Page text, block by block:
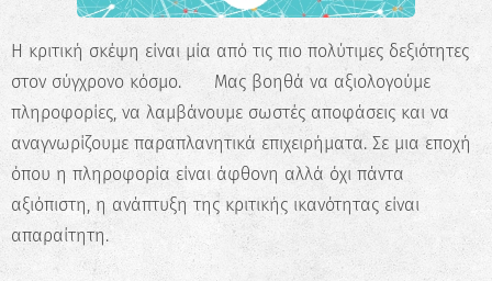
Η κριτική σκέψη είναι μία από τις πιο πολύτιμες δεξιότητες
στον σύγχρονο κόσμο. 🌍 Μας βοηθά να αξιολογούμε
πληροφορίες, να λαμβάνουμε σωστές αποφάσεις και να
αναγνωρίζουμε παραπλανητικά επιχειρήματα. Σε μια εποχή
όπου η πληροφορία είναι άφθονη αλλά όχι πάντα
αξιόπιστη, η ανάπτυξη της κριτικής ικανότητας είναι
απαραίτητη.